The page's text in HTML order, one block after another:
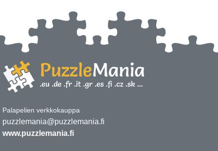
Palapelien verkkokauppa
puzzlemania@puzzlemania.fi
www.puzzlemania.fi